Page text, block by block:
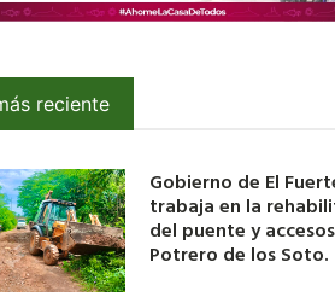
reciente
Gobierno de El
trabaja en la
del puente y
Potrero de los Soto.